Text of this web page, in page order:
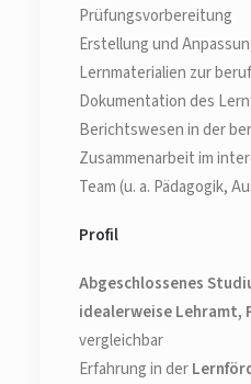
Prüfungsvorbereitung
Erstellung und
Lernmaterialien zur
Dokumentation des
Berichtswesen in der
Zusammenarbeit im
Team (u. a. Pädagogik,
Profil
Abgeschlossenes
idealerweise Lehramt,
vergleichbar
Erfahrung in der